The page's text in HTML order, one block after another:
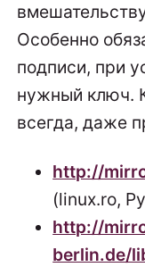
Особенно
подписи, при
нужный ключ.
всегда, даже
http://
(linux.ro,
http://
berlin.de/